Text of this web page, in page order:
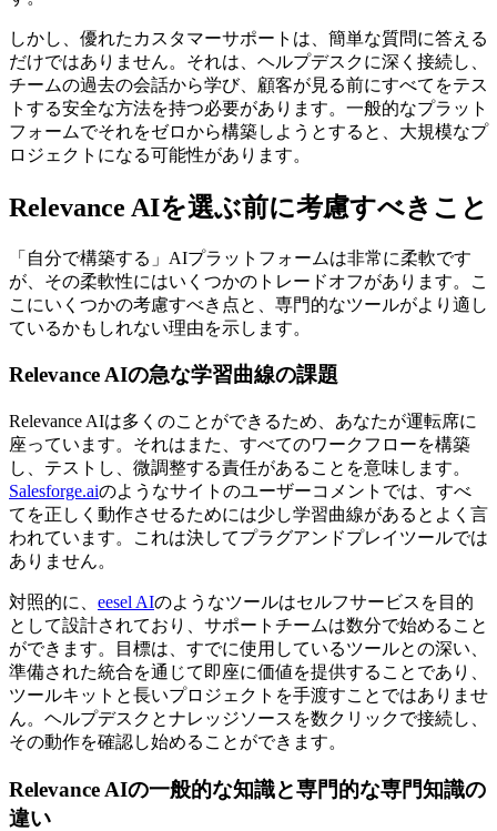
しかし、優れたカスタマーサポートは、簡単な質問に答える
だけではありません。それは、ヘルプデスクに深く接続し、
チームの過去の会話から学び、顧客が見る前にすべてをテス
トする安全な方法を持つ必要があります。一般的なプラット
フォームでそれをゼロから構築しようとすると、大規模なプ
ロジェクトになる可能性があります。
Relevance AIを選ぶ前に考慮すべきこと
「自分で構築する」AIプラットフォームは非常に柔軟です
が、その柔軟性にはいくつかのトレードオフがあります。こ
こにいくつかの考慮すべき点と、専門的なツールがより適し
ているかもしれない理由を示します。
Relevance AIの急な学習曲線の課題
Relevance AIは多くのことができるため、あなたが運転席に
座っています。それはまた、すべてのワークフローを構築
し、テストし、微調整する責任があることを意味します。
Salesforge.aiのようなサイトのユーザーコメントでは、すべ
てを正しく動作させるためには少し学習曲線があるとよく言
われています。これは決してプラグアンドプレイツールでは
ありません。
対照的に、 eesel AIのようなツールはセルフサービスを目的
として設計されており、サポートチームは数分で始めること
ができます。目標は、すでに使用しているツールとの深い、
準備された統合を通じて即座に価値を提供することであり、
ツールキットと長いプロジェクトを手渡すことではありませ
ん。ヘルプデスクとナレッジソースを数クリックで接続し、
その動作を確認し始めることができます。
Relevance AIの一般的な知識と専門的な専門知識の
違い